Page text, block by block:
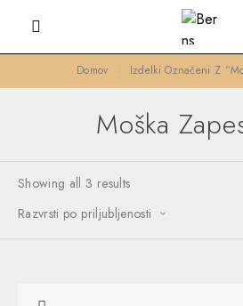
Domov Izdelki Označeni Z
Moška
Showing all 3 results
Razvrsti po priljubljenosti